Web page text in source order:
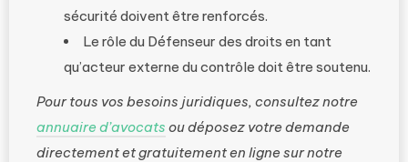
sécurité doivent être renforcés.
Le rôle du Défenseur des droits en tant
qu’acteur externe du contrôle doit être soutenu.
Pour tous vos besoins juridiques, consultez notre
annuaire d’avocats ou déposez votre demande
directement et gratuitement en ligne sur notre